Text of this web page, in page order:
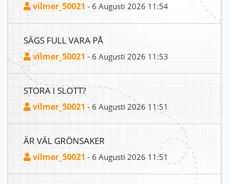
vilmer_50021 - 6 Augusti 2026 11:54
SÄGS FULL VARA PÅ
vilmer_50021 - 6 Augusti 2026 11:53
STORA I SLOTT?
vilmer_50021 - 6 Augusti 2026 11:51
ÄR VÄL GRÖNSAKER
vilmer_50021 - 6 Augusti 2026 11:51